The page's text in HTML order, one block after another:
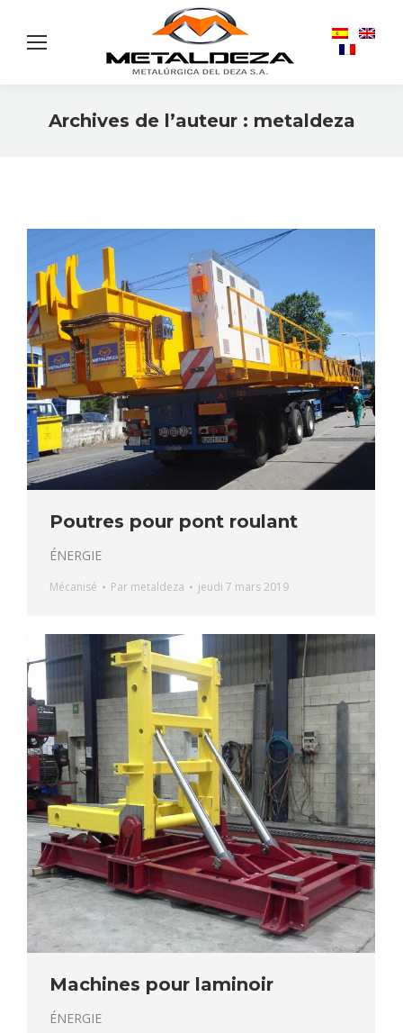
Archives de l’auteur : metaldeza
Poutres pour pont roulant
ÉNERGIE
Mécanisé Par metaldeza jeudi 7 mars 2019
Machines pour laminoir
ÉNERGIE